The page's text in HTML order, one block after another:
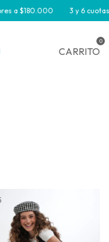
3 y 6 cuotas sin
CARRITO
0